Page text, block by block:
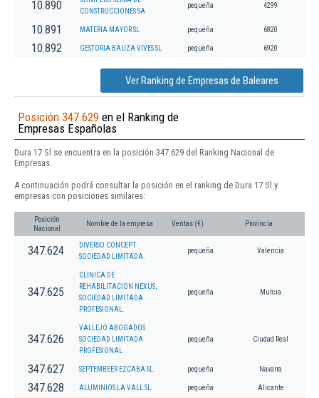
10.890
CONSTRUCCIONES SA
pequeña 4299
10.891 MATERIA MAYOR SL pequeña 6820
10.892 GESTORIA BAUZA VIVES SL pequeña 6920
Ver Ranking de Empresas de Baleares
Posición 347.629 en el Ranking de
Empresas Españolas
Dura 17 Sl se encuentra en la posición 347.629 del Ranking Nacional de
Empresas.
A continuación podrá consultar la posición en el ranking de Dura 17 Sl y
empresas con posiciones similares:
Posición
Nacional
Nombre de la empresa Ventas (€) Provincia
347.624
DIVERSO CONCEPT
SOCIEDAD LIMITADA.
pequeña Valencia
347.625
CLINICA DE
REHABILITACION NEXUS,
SOCIEDAD LIMITADA
PROFESIONAL.
pequeña Murcia
347.626
VALLEJO ABOGADOS
SOCIEDAD LIMITADA
PROFESIONAL
pequeña Ciudad Real
347.627 SEPTEMBEER EZCABA SL. pequeña Navarra
347.628 ALUMINIOS LA VALL SL. pequeña Alicante